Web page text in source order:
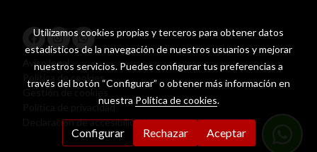
Aviso legal
Política de cookies
Política de privacidad
Declaración de accesibilidad
Utilizamos cookies propias y terceros para obtener datos
estadísticos de la navegación de nuestros usuarios y mejorar
nuestros servicios. Puedes configurar tus preferencias a
través del botón “Configurar” o obtener más información en
nuestra Política de cookies.
Configurar Rechazar Aceptar